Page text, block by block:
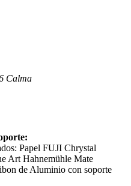
Calma
Papel FUJI Chrystal
Art Hahnemühle Mate
de Aluminio con soporte